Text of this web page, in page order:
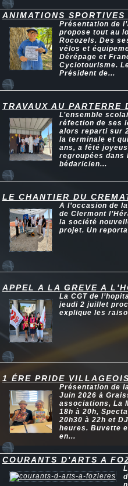
ANIMATIONS
Présentation de
propose tout au
Rocozels. Des
vélos et
Dérépage et
Cyclotourisme.
Président de...
TRAVAUX AU PARTERRE
L’ensemble
réfection de ses
alors reparti sur
la terminale et
ans, a fêté
regroupées dans
bédaricien...
LE CHANTIER DU
A l’occasion de
de Clermont
la société
projet. Un
APPEL A LA GREVE A
La CGT de
jeudi 2 juillet
explique les
1 ÉRE PRIDE
Présentation de
Juin 2026 à
associations, La
18h à 20h,
20h30 à 22h et
heures. Buvette
en...
COURANTS D'ARTS A